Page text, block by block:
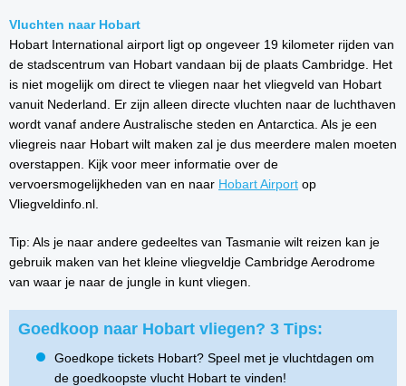
Vluchten naar Hobart
Hobart International airport ligt op ongeveer 19 kilometer rijden van
de stadscentrum van Hobart vandaan bij de plaats Cambridge. Het
is niet mogelijk om direct te vliegen naar het vliegveld van Hobart
vanuit Nederland. Er zijn alleen directe vluchten naar de luchthaven
wordt vanaf andere Australische steden en Antarctica. Als je een
vliegreis naar Hobart wilt maken zal je dus meerdere malen moeten
overstappen. Kijk voor meer informatie over de
vervoersmogelijkheden van en naar Hobart Airport op
Vliegveldinfo.nl.
Tip: Als je naar andere gedeeltes van Tasmanie wilt reizen kan je
gebruik maken van het kleine vliegveldje Cambridge Aerodrome
van waar je naar de jungle in kunt vliegen.
Goedkoop naar Hobart vliegen? 3 Tips:
Goedkope tickets Hobart? Speel met je vluchtdagen om
de goedkoopste vlucht Hobart te vinden!